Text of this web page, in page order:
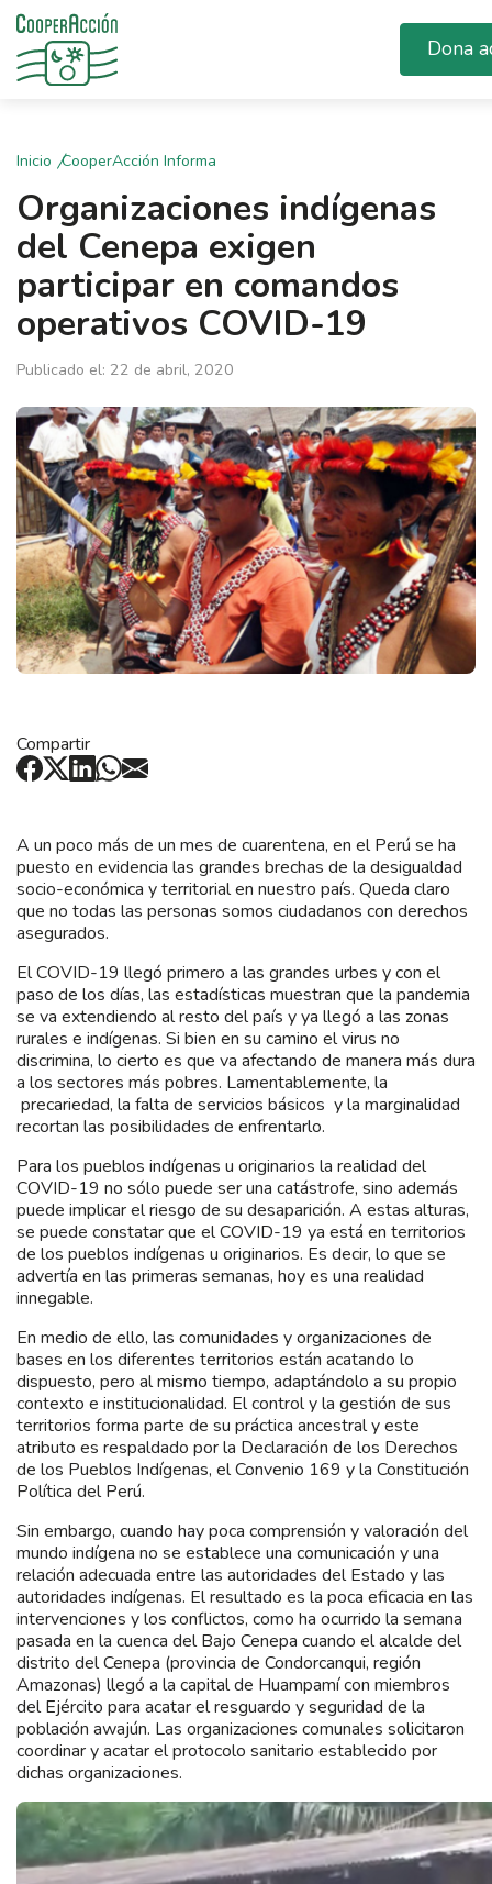
Dona
Inicio CooperAcción Informa
Organizaciones indígenas
del Cenepa exigen
participar en comandos
operativos COVID-19
Publicado el: 22 de abril, 2020
Compartir
A un poco más de un mes de cuarentena, en el Perú se ha
puesto en evidencia las grandes brechas de la desigualdad
socio-económica y territorial en nuestro país. Queda claro
que no todas las personas somos ciudadanos con derechos
asegurados.
El COVID-19 llegó primero a las grandes urbes y con el
paso de los días, las estadísticas muestran que la pandemia
se va extendiendo al resto del país y ya llegó a las zonas
rurales e indígenas. Si bien en su camino el virus no
discrimina, lo cierto es que va afectando de manera más dura
a los sectores más pobres. Lamentablemente, la
precariedad, la falta de servicios básicos y la marginalidad
recortan las posibilidades de enfrentarlo.
Para los pueblos indígenas u originarios la realidad del
COVID-19 no sólo puede ser una catástrofe, sino además
puede implicar el riesgo de su desaparición. A estas alturas,
se puede constatar que el COVID-19 ya está en territorios
de los pueblos indígenas u originarios. Es decir, lo que se
advertía en las primeras semanas, hoy es una realidad
innegable.
En medio de ello, las comunidades y organizaciones de
bases en los diferentes territorios están acatando lo
dispuesto, pero al mismo tiempo, adaptándolo a su propio
contexto e institucionalidad. El control y la gestión de sus
territorios forma parte de su práctica ancestral y este
atributo es respaldado por la Declaración de los Derechos
de los Pueblos Indígenas, el Convenio 169 y la Constitución
Política del Perú.
Sin embargo, cuando hay poca comprensión y valoración del
mundo indígena no se establece una comunicación y una
relación adecuada entre las autoridades del Estado y las
autoridades indígenas. El resultado es la poca eficacia en las
intervenciones y los conflictos, como ha ocurrido la semana
pasada en la cuenca del Bajo Cenepa cuando el alcalde del
distrito del Cenepa (provincia de Condorcanqui, región
Amazonas) llegó a la capital de Huampamí con miembros
del Ejército para acatar el resguardo y seguridad de la
población awajún. Las organizaciones comunales solicitaron
coordinar y acatar el protocolo sanitario establecido por
dichas organizaciones.